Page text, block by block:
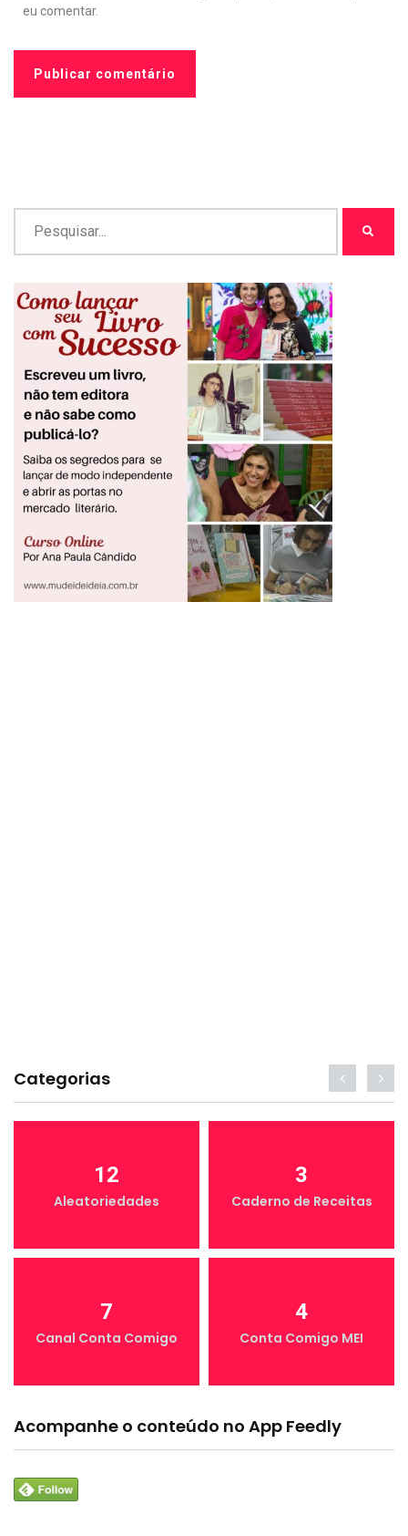
eu comentar.
Categorias
12
Aleatoriedades
3
Caderno de Receitas
7
Canal Conta Comigo
4
Conta Comigo MEI
Acompanhe o conteúdo no App Feedly